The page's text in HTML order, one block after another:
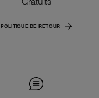
POLITIQUE DE RETOUR